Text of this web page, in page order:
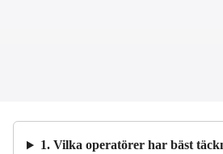
1. Vilka operatörer har bäst